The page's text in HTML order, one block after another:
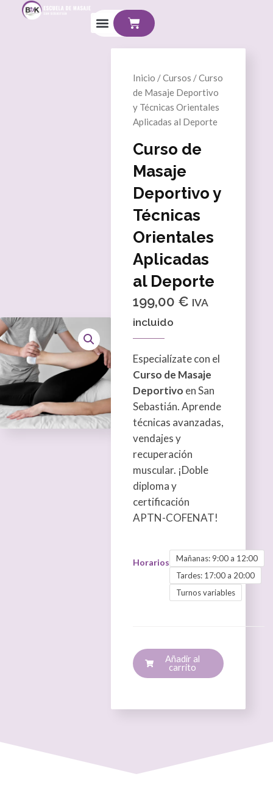
Cart
Inicio /Cursos / Curso
de Masaje Deportivo
y Técnicas Orientales
Aplicadas al Deporte
Curso de
Masaje
Deportivo y
Técnicas
Orientales
Aplicadas
al Deporte
199,00 € IVA
incluido
Especialízate con el
Curso de Masaje
Deportivo en San
Sebastián. Aprende
técnicas avanzadas,
vendajes y
recuperación
muscular. ¡Doble
diploma y
certificación
APTN-COFENAT!
Horarios
Mañanas: 9:00 a 12:00
Tardes: 17:00 a 20:00
Turnos variables
Masaje
Deporte
cantidad Añadir al
carrito